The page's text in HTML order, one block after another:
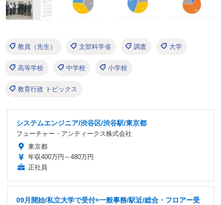
教員（先生） 文部科学省 調査 大学
高等学校 中学校 小学校
教育行政 トピックス
システムエンジニア/渋谷区/渋谷駅/東京都
フューチャー・アンティークス株式会社
東京都
年収400万円～480万円
正社員
09月開始/私立大学で受付+一般事務/駅近/総合・フロアー受